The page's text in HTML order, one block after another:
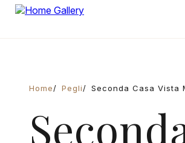
Home Pegli Seconda Casa Vista